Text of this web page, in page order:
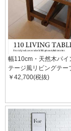
幅110cm・天然木パイ
テージ風リビングテー
￥42,700(税抜)